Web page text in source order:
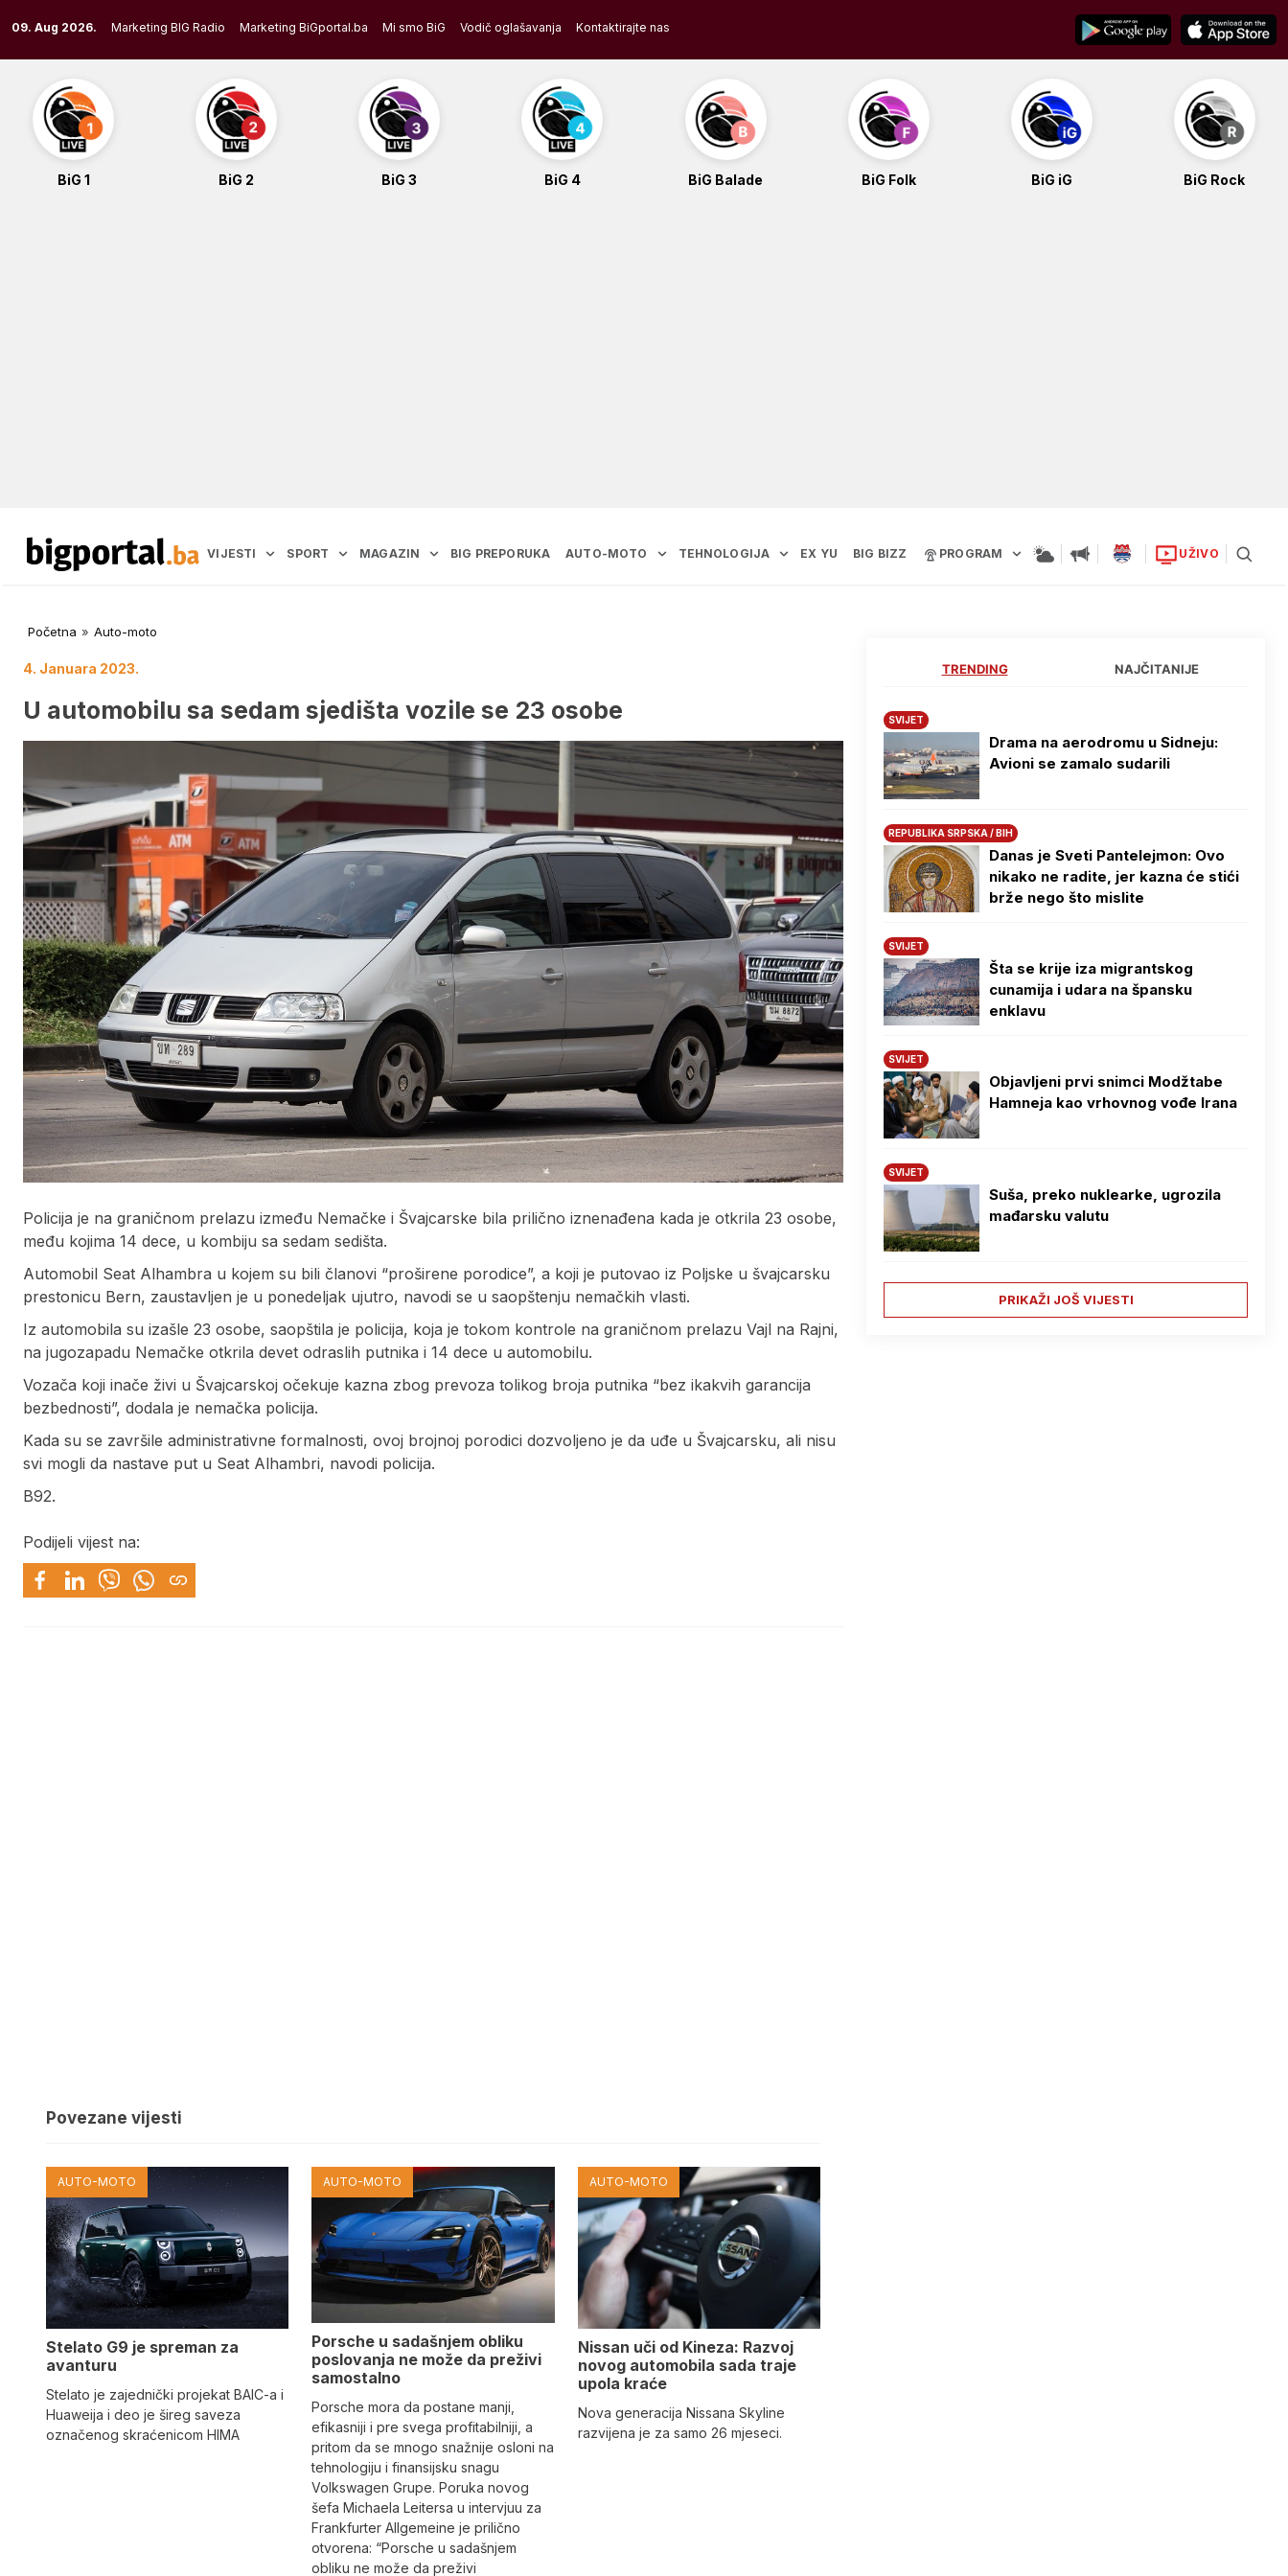
to
content
09. Aug 2026. Marketing BIG Radio Marketing BiGportal.ba Mi smo BiG Vodič oglašavanja Kontaktirajte nas
BiG 1 BiG 2 BiG 3 BiG 4 BiG Balade BiG Folk BiG iG BiG Rock
VIJESTI SPORT MAGAZIN BIG PREPORUKA AUTO-MOTO TEHNOLOGIJA EX YU BIG BIZZ PROGRAM UŽIVO
Početna » Auto-moto
4. Januara 2023.
U automobilu sa sedam sjedišta vozile se 23 osobe
Policija je na graničnom prelazu između Nemačke i Švajcarske bila prilično iznenađena kada je otkrila 23 osobe,
među kojima 14 dece, u kombiju sa sedam sedišta.
Automobil Seat Alhambra u kojem su bili članovi “proširene porodice”, a koji je putovao iz Poljske u švajcarsku
prestonicu Bern, zaustavljen je u ponedeljak ujutro, navodi se u saopštenju nemačkih vlasti.
Iz automobila su izašle 23 osobe, saopštila je policija, koja je tokom kontrole na graničnom prelazu Vajl na Rajni,
na jugozapadu Nemačke otkrila devet odraslih putnika i 14 dece u automobilu.
Vozača koji inače živi u Švajcarskoj očekuje kazna zbog prevoza tolikog broja putnika “bez ikakvih garancija
bezbednosti”, dodala je nemačka policija.
Kada su se završile administrativne formalnosti, ovoj brojnoj porodici dozvoljeno je da uđe u Švajcarsku, ali nisu
svi mogli da nastave put u Seat Alhambri, navodi policija.
B92.
Podijeli vijest na:
Povezane vijesti
AUTO-MOTO
Stelato G9 je spreman za
avanturu
Stelato je zajednički projekat BAIC-a i
Huaweija i deo je šireg saveza
označenog skraćenicom HIMA
AUTO-MOTO
Porsche u sadašnjem obliku
poslovanja ne može da preživi
samostalno
Porsche mora da postane manji,
efikasniji i pre svega profitabilniji, a
pritom da se mnogo snažnije osloni na
tehnologiju i finansijsku snagu
Volkswagen Grupe. Poruka novog
šefa Michaela Leitersa u intervjuu za
Frankfurter Allgemeine je prilično
otvorena: “Porsche u sadašnjem
obliku ne može da preživi
AUTO-MOTO
Nissan uči od Kineza: Razvoj
novog automobila sada traje
upola kraće
Nova generacija Nissana Skyline
razvijena je za samo 26 mjeseci.
TRENDING NAJČITANIJE
SVIJET
Drama na aerodromu u Sidneju:
Avioni se zamalo sudarili
REPUBLIKA SRPSKA / BIH
Danas je Sveti Pantelejmon: Ovo
nikako ne radite, jer kazna će stići
brže nego što mislite
SVIJET
Šta se krije iza migrantskog
cunamija i udara na špansku
enklavu
SVIJET
Objavljeni prvi snimci Modžtabe
Hamneja kao vrhovnog vođe Irana
SVIJET
Suša, preko nuklearke, ugrozila
mađarsku valutu
PRIKAŽI JOŠ VIJESTI